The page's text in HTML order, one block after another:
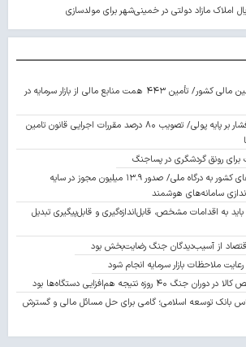
در مسیر تغییر ساختار تأمین مالی کشور/ تأمین ۴۴۳ همت منابع مالی از بازار سرمایه در
تأمین مالی تولید بدون فشار بر پایه پولی/ تصویب ۸۰ درصد مقررات اجرایی قانون تامین
رونق گردشگری در پساجنگ
اتصال ۹۷ درصدی مجوزهای کشور به درگاه ملی/ صدور ۱۳.۹ میلیون مجوز در سایه
باید به اقدامات مشخص، قابل‌اندازه‌گیری و قابل‌پیگیری تبدیل
از آسیب‌دیدگان جنگ رضایت‌بخش بود
ملاحظات بازار سرمایه انجام شود
بانک توسعه اسلامی؛ گامی برای حل مسائل مالی و گسترش